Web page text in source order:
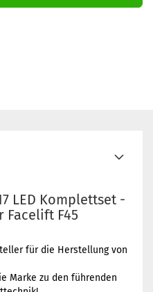
LED Komplettset -
Facelift F45
für die Herstellung von
Marke zu den führenden